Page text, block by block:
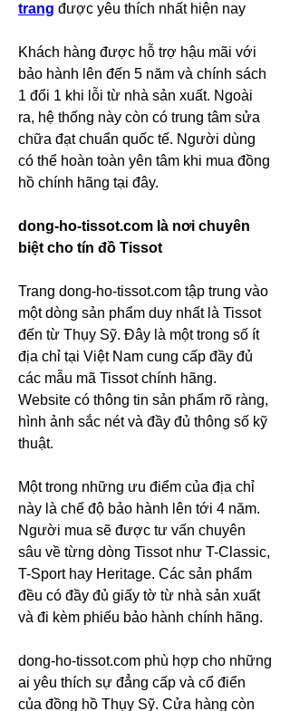
trang được yêu thích nhất hiện nay
Khách hàng được hỗ trợ hậu mãi với
bảo hành lên đến 5 năm và chính sách
1 đổi 1 khi lỗi từ nhà sản xuất. Ngoài
ra, hệ thống này còn có trung tâm sửa
chữa đạt chuẩn quốc tế. Người dùng
có thể hoàn toàn yên tâm khi mua đồng
hồ chính hãng tại đây.
dong-ho-tissot.com là nơi chuyên
biệt cho tín đồ Tissot
Trang dong-ho-tissot.com tập trung vào
một dòng sản phẩm duy nhất là Tissot
đến từ Thụy Sỹ. Đây là một trong số ít
địa chỉ tại Việt Nam cung cấp đầy đủ
các mẫu mã Tissot chính hãng.
Website có thông tin sản phẩm rõ ràng,
hình ảnh sắc nét và đầy đủ thông số kỹ
thuật.
Một trong những ưu điểm của địa chỉ
này là chế độ bảo hành lên tới 4 năm.
Người mua sẽ được tư vấn chuyên
sâu về từng dòng Tissot như T-Classic,
T-Sport hay Heritage. Các sản phẩm
đều có đầy đủ giấy tờ từ nhà sản xuất
và đi kèm phiếu bảo hành chính hãng.
dong-ho-tissot.com phù hợp cho những
ai yêu thích sự đẳng cấp và cổ điển
của đồng hồ Thụy Sỹ. Cửa hàng còn